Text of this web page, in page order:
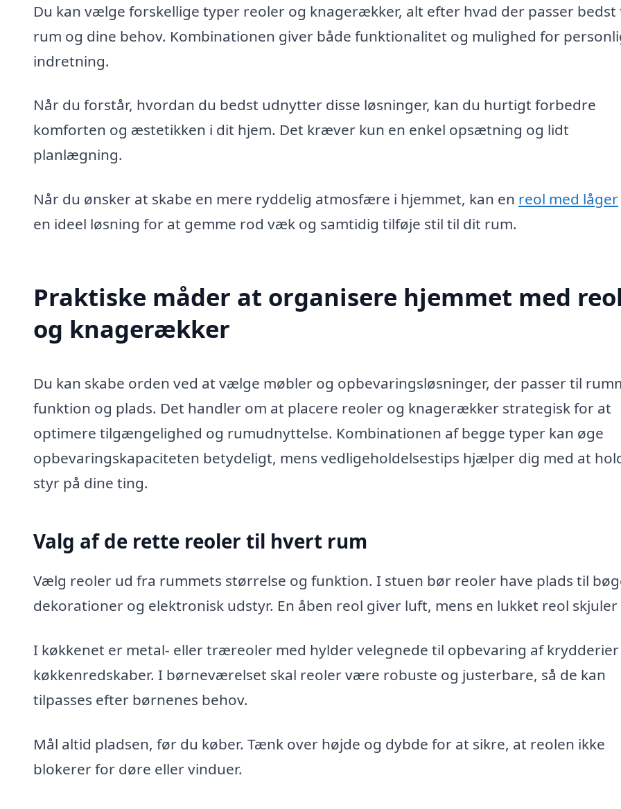
Du kan vælge forskellige typer reoler og knagerækker, alt efter hvad der passer bedst
rum og dine behov. Kombinationen giver både funktionalitet og mulighed for
indretning.
Når du forstår, hvordan du bedst udnytter disse løsninger, kan du hurtigt forbedre
komforten og æstetikken i dit hjem. Det kræver kun en enkel opsætning og lidt
planlægning.
Når du ønsker at skabe en mere ryddelig atmosfære i hjemmet, kan en reol med låger
en ideel løsning for at gemme rod væk og samtidig tilføje stil til dit rum.
Praktiske måder at organisere hjemmet med
og knagerækker
Du kan skabe orden ved at vælge møbler og opbevaringsløsninger, der passer til
funktion og plads. Det handler om at placere reoler og knagerækker strategisk for at
optimere tilgængelighed og rumudnyttelse. Kombinationen af begge typer kan øge
opbevaringskapaciteten betydeligt, mens vedligeholdelsestips hjælper dig med at
styr på dine ting.
Valg af de rette reoler til hvert rum
Vælg reoler ud fra rummets størrelse og funktion. I stuen bør reoler have plads til
dekorationer og elektronisk udstyr. En åben reol giver luft, mens en lukket reol
I køkkenet er metal- eller træreoler med hylder velegnede til opbevaring af krydderier
køkkenredskaber. I børneværelset skal reoler være robuste og justerbare, så de kan
tilpasses efter børnenes behov.
Mål altid pladsen, før du køber. Tænk over højde og dybde for at sikre, at reolen ikke
blokerer for døre eller vinduer.